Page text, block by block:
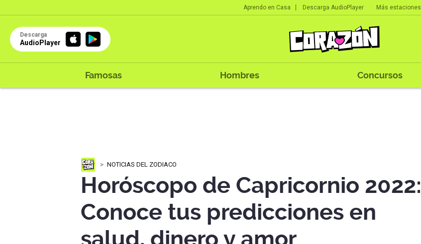
Aprendo en Casa Descarga AudioPlayer Más estaciones
Descarga
AudioPlayer
Famosas Hombres Concursos
NOTICIAS DEL ZODIACO
Horóscopo de Capricornio 2022:
Conoce tus predicciones en